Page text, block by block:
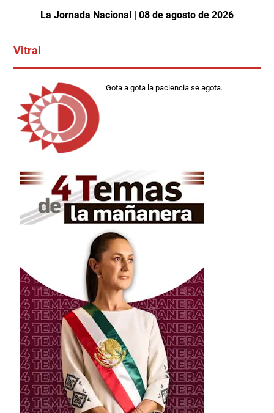
La Jornada Nacional | 08 de agosto de 2026
Vitral
Gota a gota la paciencia se agota.